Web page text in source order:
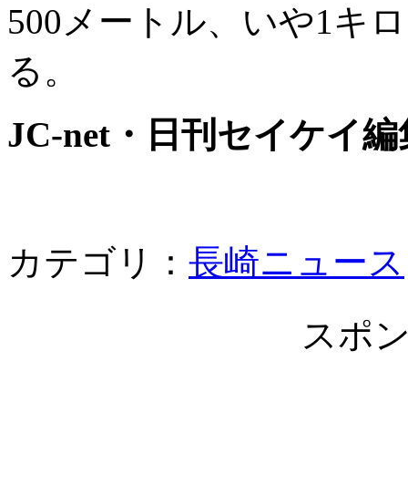
500メートル、いや1キ
る。
JC-net・日刊セイケイ
カテゴリ： 長崎ニュース
スポ